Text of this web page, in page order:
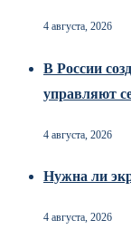
4 августа, 2026
В России
управляют
4 августа, 2026
Нужна ли
4 августа, 2026